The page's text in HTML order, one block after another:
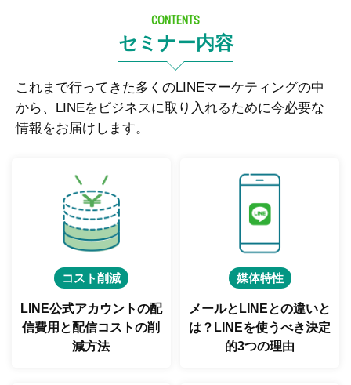
CONTENTS
セミナー内容
これまで行ってきた多くのLINEマーケティングの中
から、LINEをビジネスに取り入れるために今必要な
情報をお届けします。
コスト削減
LINE公式アカウントの配
信費用と配信コストの削
減方法
媒体特性
メールとLINEとの違いと
は？ LINEを使うべき決定
的3つの理由